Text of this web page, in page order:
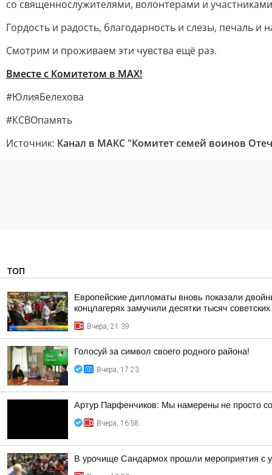
со священнослужителями, волонтерами и
Гордость и радость, благодарность и слезы, печаль и
Смотрим и проживаем эти чувства ещё раз.
Вместе с Комитетом в MAX!
#ЮлияБелехова
#КСВОпамять
Источник: Канал в МАКС "Комитет семей воинов
ТОП
Европейские дипломаты вновь показали
концлагерях замучили десятки тысяч
Вчера, 21:39
Голосуй за символ своего родного района!
Вчера, 17:23
Артур Парфенчиков: Мы намерены не просто
Вчера, 16:58
В урочище Сандармох прошли мероприятия с